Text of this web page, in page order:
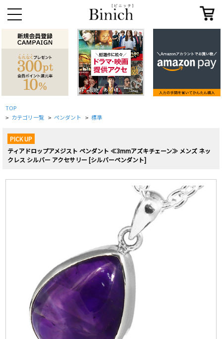
TOP
> カテゴリ一覧 > ペンダント > 標準
PICK UP
ティアドロップアメジスト ペンダント ≪3mmアズキチェーン≫ メンズ ネッ
クレス シルバー アクセサリー [シルバーペンダント]